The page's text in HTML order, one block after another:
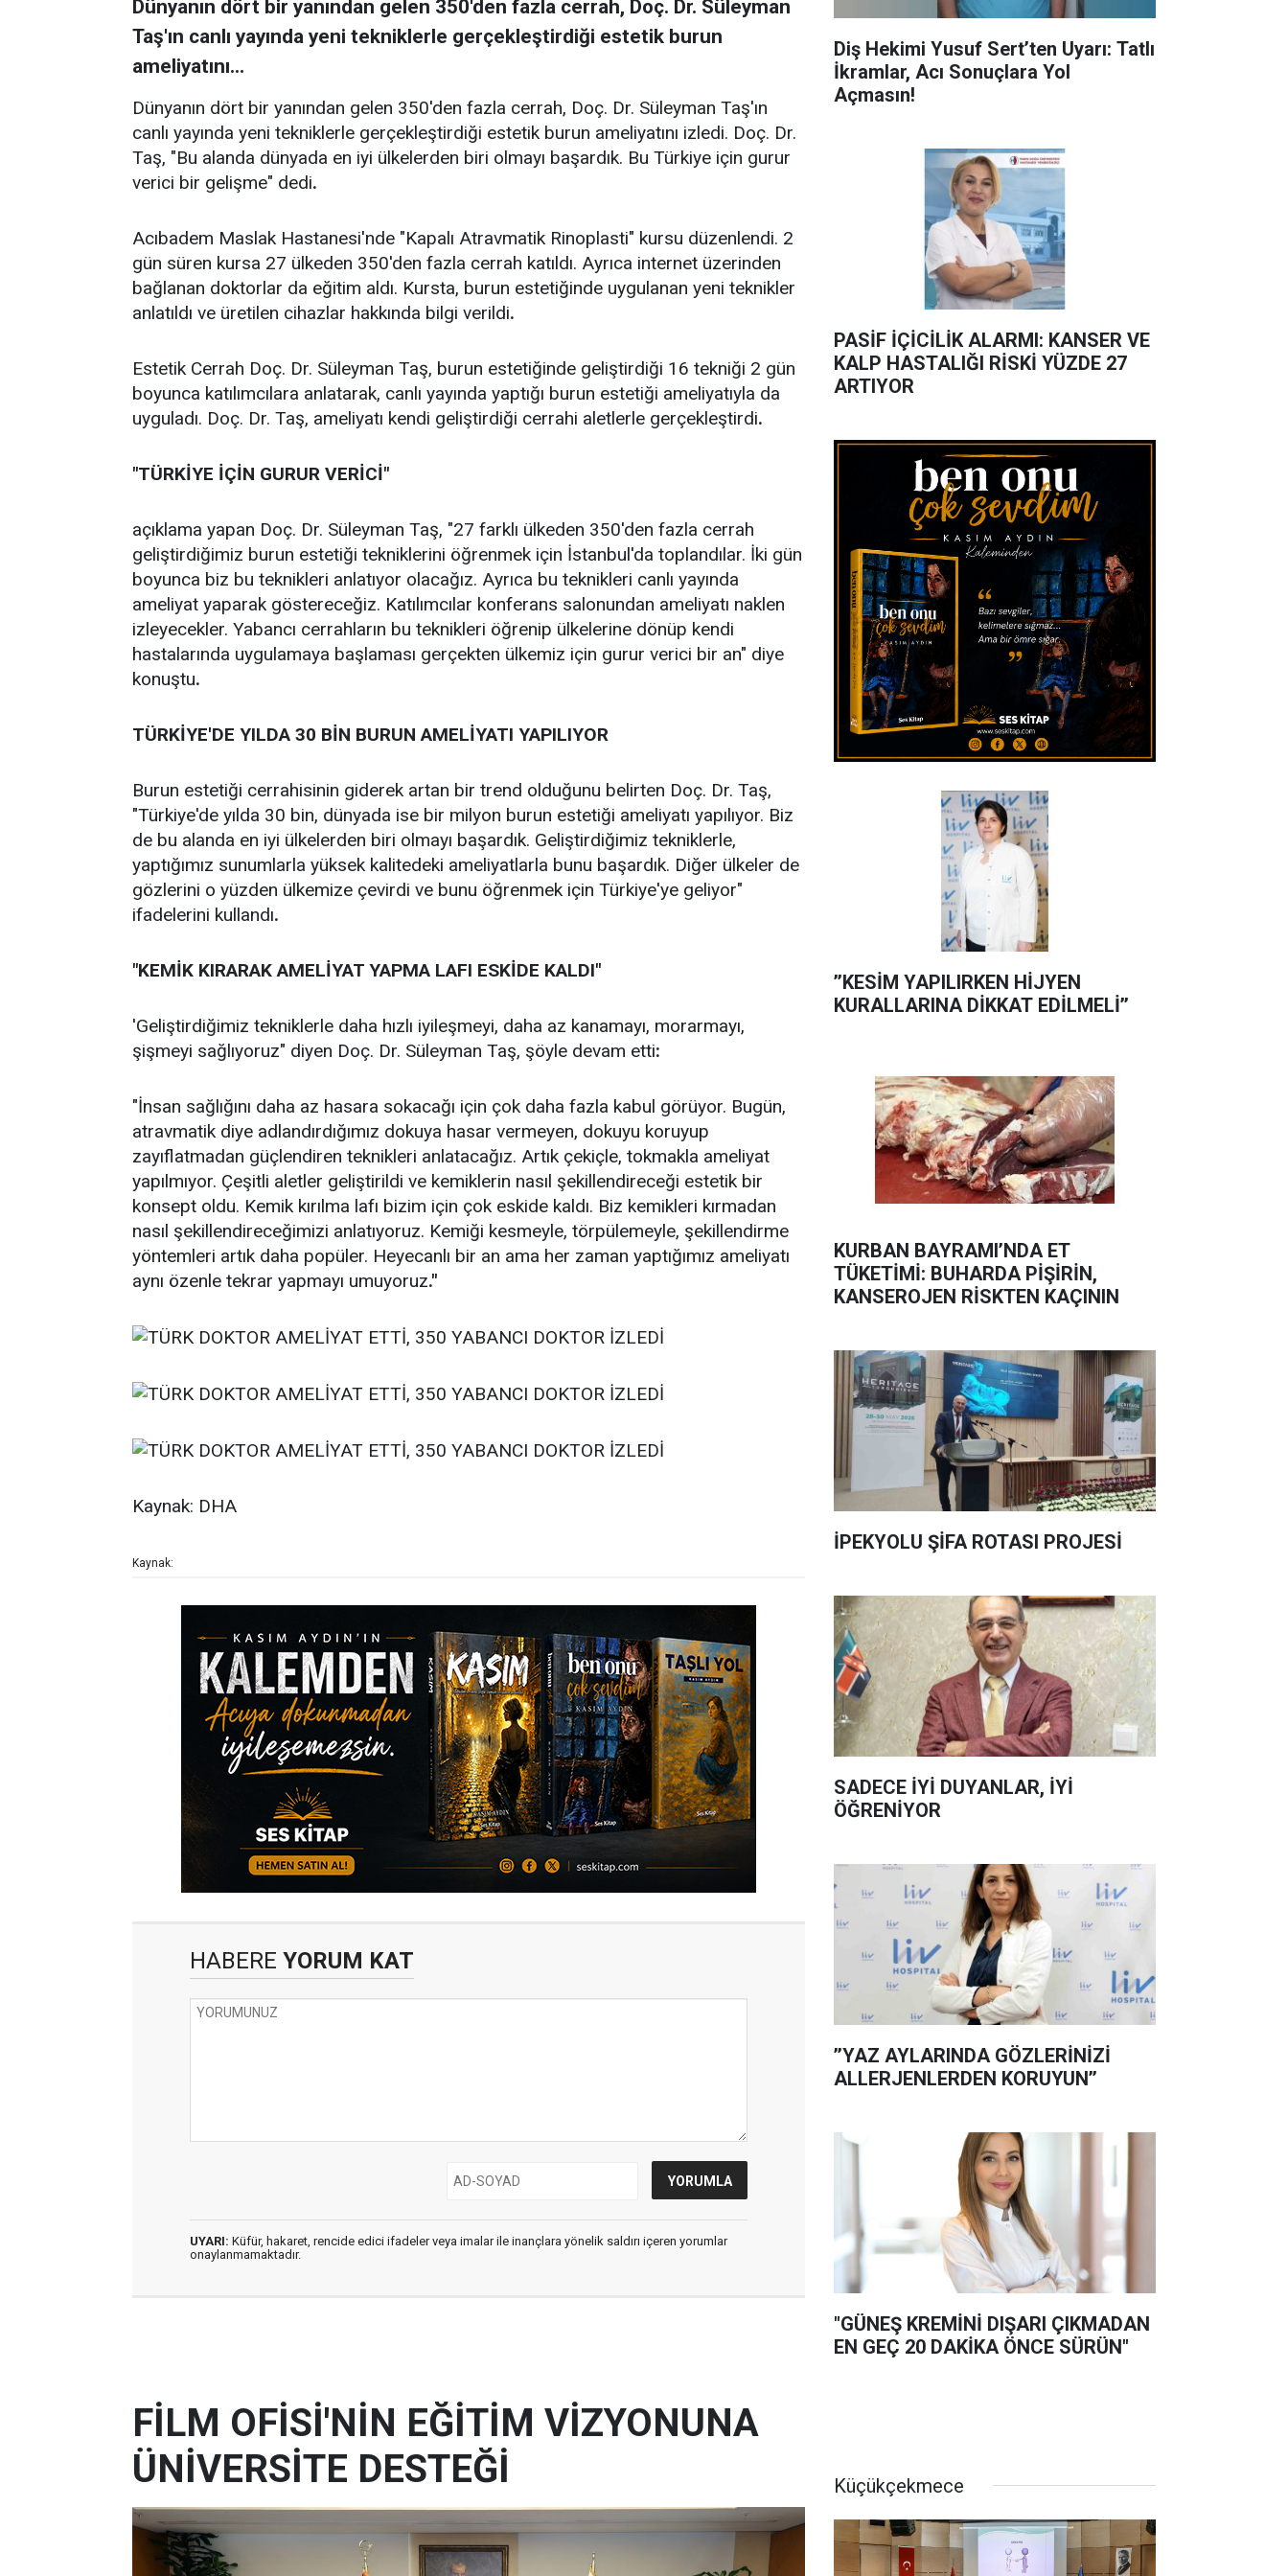
Dünyanın dört bir yanından gelen 350'den fazla cerrah, Doç. Dr. Süleyman
Taş'ın canlı yayında yeni tekniklerle gerçekleştirdiği estetik burun
ameliyatını...
Dünyanın dört bir yanından gelen 350'den fazla cerrah, Doç. Dr. Süleyman Taş'ın
canlı yayında yeni tekniklerle gerçekleştirdiği estetik burun ameliyatını izledi. Doç. Dr.
Taş, "Bu alanda dünyada en iyi ülkelerden biri olmayı başardık. Bu Türkiye için gurur
verici bir gelişme" dedi.
Acıbadem Maslak Hastanesi'nde "Kapalı Atravmatik Rinoplasti" kursu düzenlendi. 2
gün süren kursa 27 ülkeden 350'den fazla cerrah katıldı. Ayrıca internet üzerinden
bağlanan doktorlar da eğitim aldı. Kursta, burun estetiğinde uygulanan yeni teknikler
anlatıldı ve üretilen cihazlar hakkında bilgi verildi.
Estetik Cerrah Doç. Dr. Süleyman Taş, burun estetiğinde geliştirdiği 16 tekniği 2 gün
boyunca katılımcılara anlatarak, canlı yayında yaptığı burun estetiği ameliyatıyla da
uyguladı. Doç. Dr. Taş, ameliyatı kendi geliştirdiği cerrahi aletlerle gerçekleştirdi.
"TÜRKİYE İÇİN GURUR VERİCİ"
açıklama yapan Doç. Dr. Süleyman Taş, "27 farklı ülkeden 350'den fazla cerrah
geliştirdiğimiz burun estetiği tekniklerini öğrenmek için İstanbul'da toplandılar. İki gün
boyunca biz bu teknikleri anlatıyor olacağız. Ayrıca bu teknikleri canlı yayında
ameliyat yaparak göstereceğiz. Katılımcılar konferans salonundan ameliyatı naklen
izleyecekler. Yabancı cerrahların bu teknikleri öğrenip ülkelerine dönüp kendi
hastalarında uygulamaya başlaması gerçekten ülkemiz için gurur verici bir an" diye
konuştu.
TÜRKİYE'DE YILDA 30 BİN BURUN AMELİYATI YAPILIYOR
Burun estetiği cerrahisinin giderek artan bir trend olduğunu belirten Doç. Dr. Taş,
"Türkiye'de yılda 30 bin, dünyada ise bir milyon burun estetiği ameliyatı yapılıyor. Biz
de bu alanda en iyi ülkelerden biri olmayı başardık. Geliştirdiğimiz tekniklerle,
yaptığımız sunumlarla yüksek kalitedeki ameliyatlarla bunu başardık. Diğer ülkeler de
gözlerini o yüzden ülkemize çevirdi ve bunu öğrenmek için Türkiye'ye geliyor"
ifadelerini kullandı.
"KEMİK KIRARAK AMELİYAT YAPMA LAFI ESKİDE KALDI"
'Geliştirdiğimiz tekniklerle daha hızlı iyileşmeyi, daha az kanamayı, morarmayı,
şişmeyi sağlıyoruz" diyen Doç. Dr. Süleyman Taş, şöyle devam etti:
"İnsan sağlığını daha az hasara sokacağı için çok daha fazla kabul görüyor. Bugün,
atravmatik diye adlandırdığımız dokuya hasar vermeyen, dokuyu koruyup
zayıflatmadan güçlendiren teknikleri anlatacağız. Artık çekiçle, tokmakla ameliyat
yapılmıyor. Çeşitli aletler geliştirildi ve kemiklerin nasıl şekillendireceği estetik bir
konsept oldu. Kemik kırılma lafı bizim için çok eskide kaldı. Biz kemikleri kırmadan
nasıl şekillendireceğimizi anlatıyoruz. Kemiği kesmeyle, törpülemeyle, şekillendirme
yöntemleri artık daha popüler. Heyecanlı bir an ama her zaman yaptığımız ameliyatı
aynı özenle tekrar yapmayı umuyoruz."
Kaynak: DHA
Kaynak:
HABERE YORUM KAT
UYARI: Küfür, hakaret, rencide edici ifadeler veya imalar ile inançlara yönelik saldırı içeren yorumlar
onaylanmamaktadır.
Diş Hekimi Yusuf Sert’ten Uyarı: Tatlı
İkramlar, Acı Sonuçlara Yol
Açmasın!
PASİF İÇİCİLİK ALARMI: KANSER VE
KALP HASTALIĞI RİSKİ YÜZDE 27
ARTIYOR
’’KESİM YAPILIRKEN HİJYEN
KURALLARINA DİKKAT EDİLMELİ’’
KURBAN BAYRAMI’NDA ET
TÜKETİMİ: BUHARDA PİŞİRİN,
KANSEROJEN RİSKTEN KAÇININ
İPEKYOLU ŞİFA ROTASI PROJESİ
SADECE İYİ DUYANLAR, İYİ
ÖĞRENİYOR
’’YAZ AYLARINDA GÖZLERİNİZİ
ALLERJENLERDEN KORUYUN’’
"GÜNEŞ KREMİNİ DIŞARI ÇIKMADAN
EN GEÇ 20 DAKİKA ÖNCE SÜRÜN"
FİLM OFİSİ'NİN EĞİTİM VİZYONUNA
ÜNİVERSİTE DESTEĞİ
Küçükçekmece